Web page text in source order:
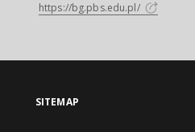
https://bg.pbs.edu.pl/
SITEMAP